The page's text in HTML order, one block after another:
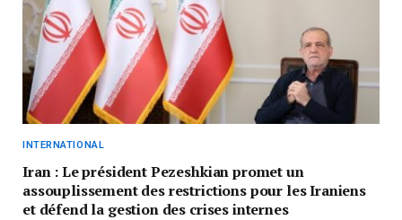
INTERNATIONAL
Iran : Le président Pezeshkian promet un
assouplissement des restrictions pour les Iraniens
et défend la gestion des crises internes